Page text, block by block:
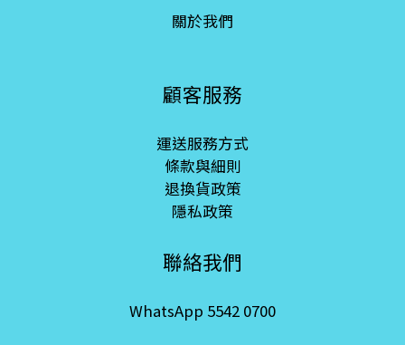
關於我們
顧客服務
運送服務方式
條款與細則
退換貨政策
隱私政策
聯絡我們
WhatsApp 5542 0700